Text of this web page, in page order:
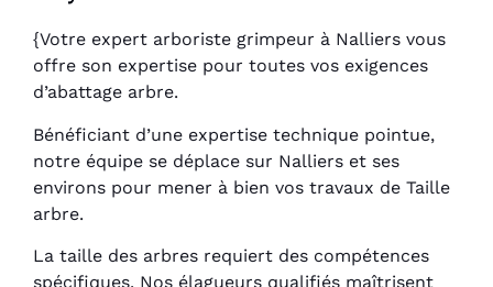
{Votre expert arboriste grimpeur à Nalliers vous
offre son expertise pour toutes vos exigences
d’abattage arbre.
Bénéficiant d’une expertise technique pointue,
notre équipe se déplace sur Nalliers et ses
environs pour mener à bien vos travaux de Taille
arbre.
La taille des arbres requiert des compétences
spécifiques. Nos élagueurs qualifiés maîtrisent